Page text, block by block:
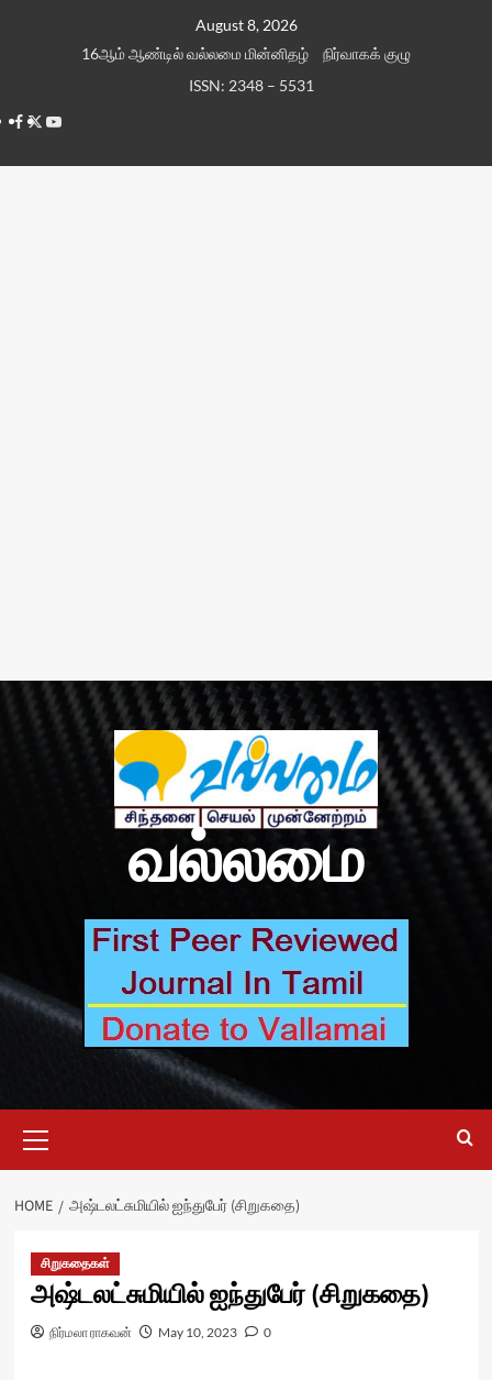
August 8, 2026
16ஆம் ஆண்டில் வல்லமை மின்னிதழ்
நிர்வாகக் குழு
ISSN: 2348 – 5531
Facebook
TwitterYoutube
வல்லமை
Menu
HOME அஷ்டலட்சுமியில் ஐந்துபேர் (சிறுகதை)
சிறுகதைகள்
அஷ்டலட்சுமியில் ஐந்துபேர் (சிறுகதை)
நிர்மலா ராகவன் May 10, 2023 0